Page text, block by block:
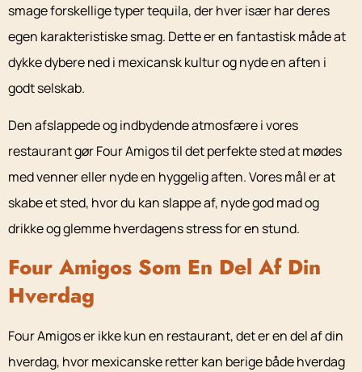
smage forskellige typer tequila, der hver især har deres
egen karakteristiske smag. Dette er en fantastisk måde at
dykke dybere ned i mexicansk kultur og nyde en aften i
godt selskab.
Den afslappede og indbydende atmosfære i vores
restaurant gør Four Amigos til det perfekte sted at mødes
med venner eller nyde en hyggelig aften. Vores mål er at
skabe et sted, hvor du kan slappe af, nyde god mad og
drikke og glemme hverdagens stress for en stund.
Four Amigos Som En Del Af Din
Hverdag
Four Amigos er ikke kun en restaurant, det er en del af din
hverdag, hvor mexicanske retter kan berige både hverdag